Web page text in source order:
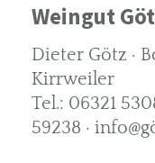
Weingut
Dieter Götz ·
Kirrweiler
Tel.: 06321
59238 ·